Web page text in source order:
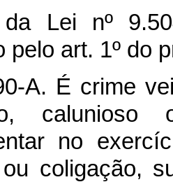
Lei nº
pelo art. 1º do
A. É crime
calunioso
no
coligação,